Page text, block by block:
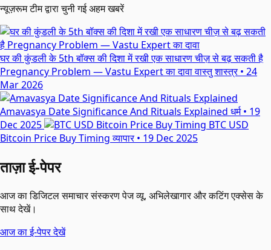
न्यूज़रूम टीम द्वारा चुनी गई अहम खबरें
घर की कुंडली के 5th बॉक्स की दिशा में रखी एक साधारण चीज़ से बढ़ सकती है
Pregnancy Problem — Vastu Expert का दावावास्तु शास्त्र • 24
Mar 2026
Amavasya Date Significance And Rituals Explained धर्म • 19
Dec 2025
BTC USD
Bitcoin Price Buy Timing व्यापार • 19 Dec 2025
ताज़ा ई-पेपर
आज का डिजिटल समाचार संस्करण पेज व्यू, अभिलेखागार और कटिंग एक्सेस के
साथ देखें।
आज का ई-पेपर देखें